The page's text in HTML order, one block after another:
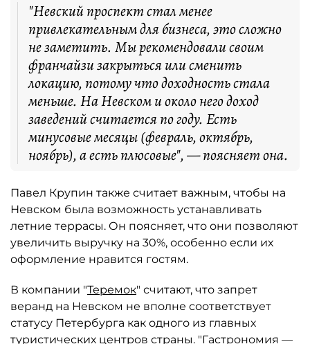
"Невский проспект стал менее
привлекательным для бизнеса, это сложно
не заметить. Мы рекомендовали своим
франчайзи закрыться или сменить
локацию, потому что доходность стала
меньше. На Невском и около него доход
заведений считается по году. Есть
минусовые месяцы (февраль, октябрь,
ноябрь), а есть плюсовые", — поясняет она.
Павел Крупин также считает важным, чтобы на
Невском была возможность устанавливать
летние террасы. Он поясняет, что они позволяют
увеличить выручку на 30%, особенно если их
оформление нравится гостям.
В компании "Теремок" считают, что запрет
веранд на Невском не вполне соответствует
статусу Петербурга как одного из главных
туристических центров страны. "Гастрономия —